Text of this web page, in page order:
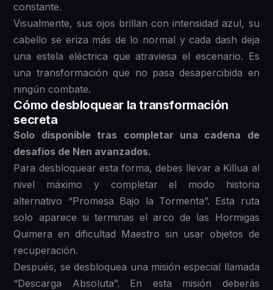
constante.
Visualmente, sus ojos brillan con intensidad azul, su
cabello se eriza más de lo normal y cada dash deja
una estela eléctrica que atraviesa el escenario. Es
una transformación que no pasa desapercibida en
ningún combate.
Cómo desbloquear la transformación
secreta
Solo disponible tras completar una cadena de
desafíos de Nen avanzados.
Para desbloquear esta forma, debes llevar a Killua al
nivel máximo y completar el modo historia
alternativo “Promesa Bajo la Tormenta”. Esta ruta
solo aparece si terminas el arco de las Hormigas
Quimera en dificultad Maestro sin usar objetos de
recuperación.
Después, se desbloquea una misión especial llamada
“Descarga Absoluta”. En esta misión deberás